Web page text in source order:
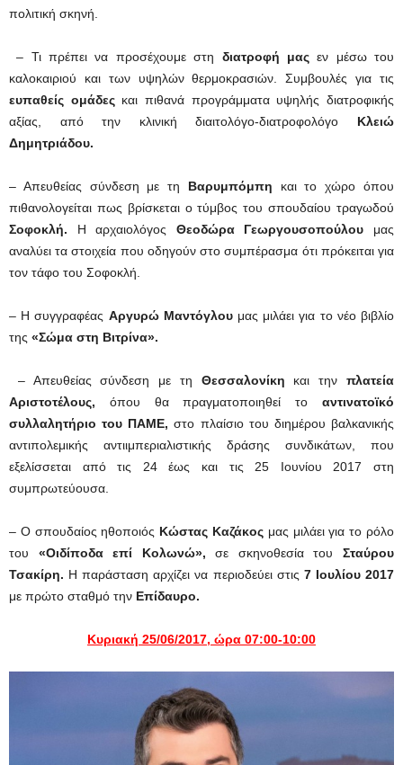
πολιτική σκηνή.
– Τι πρέπει να προσέχουμε στη διατροφή μαςεν μέσω του
καλοκαιριού και των υψηλών θερμοκρασιών. Συμβουλές για τις
ευπαθείς ομάδεςκαι πιθανά προγράμματα υψηλής διατροφικής
αξίας, από την κλινική διαιτολόγο-διατροφολόγο Κλειώ
Δημητριάδου.
– Απευθείας σύνδεση με τη Βαρυμπόμπη και το χώρο όπου
πιθανολογείται πως βρίσκεται ο τύμβος του σπουδαίου τραγωδού
Σοφοκλή. Η αρχαιολόγος Θεοδώρα Γεωργουσοπούλου μας
αναλύει τα στοιχεία που οδηγούν στο συμπέρασμα ότι πρόκειται για
τον τάφο του Σοφοκλή.
– Η συγγραφέας Αργυρώ Μαντόγλουμας μιλάει για το νέο βιβλίο
της «Σώμα στη Βιτρίνα».
– Απευθείας σύνδεση με τη Θεσσαλονίκη και τηνπλατεία
Αριστοτέλους, όπου θα πραγματοποιηθεί το αντινατοϊκό
συλλαλητήριο του ΠΑΜΕ, στο πλαίσιο του διημέρου βαλκανικής
αντιπολεμικής αντιιμπεριαλιστικής δράσης συνδικάτων, που
εξελίσσεται από τις 24 έως και τις 25 Ιουνίου 2017 στη
συμπρωτεύουσα.
– Ο σπουδαίος ηθοποιός Κώστας Καζάκος μας μιλάει για το ρόλο
του «Οιδίποδα επί Κολωνώ»,σε σκηνοθεσία τουΣταύρου
Τσακίρη. Η παράσταση αρχίζει να περιοδεύει στις 7 Ιουλίου 2017
με πρώτο σταθμό την Επίδαυρο.
Κυριακή 25/06/2017, ώρα 07:00-10:00